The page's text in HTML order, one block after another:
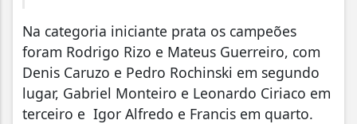
Na categoria iniciante prata os campeões
foram Rodrigo Rizo e Mateus Guerreiro, com
Denis Caruzo e Pedro Rochinski em segundo
lugar, Gabriel Monteiro e Leonardo Ciriaco em
terceiro e Igor Alfredo e Francis em quarto.